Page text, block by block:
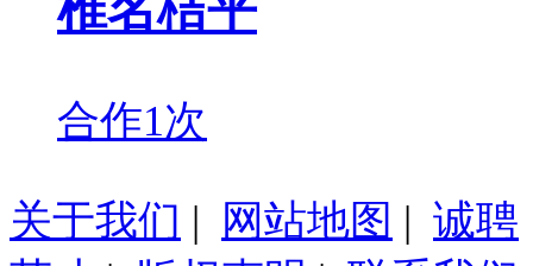
合作1次
关于我们 | 网站地图 | 诚聘